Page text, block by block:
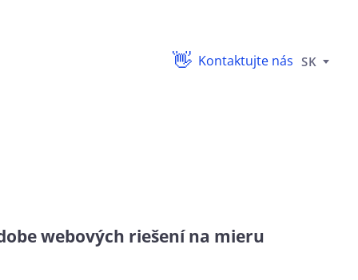
Kontaktujte nás SK
webových riešení na mieru